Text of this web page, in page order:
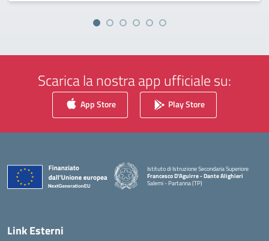
Scarica la nostra app ufficiale su:
App Store Play Store
Istituto di Istruzione Secondaria Superiore
Francesco D'Aguirre - Dante Alighieri
Salemi - Partanna (TP)
Link Esterni